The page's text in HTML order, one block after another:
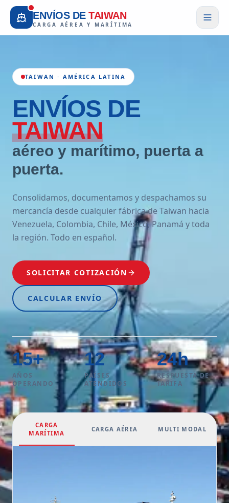
ENVÍOS DE TAIWAN
CARGA AÉREA Y MARÍTIMA
TAIWAN · AMÉRICA LATINA
ENVÍOS DE
TAIWAN
aéreo y marítimo, puerta a
puerta.
Consolidamos, documentamos y despachamos su
mercancía desde cualquier fábrica de Taiwan hacia
Venezuela, Colombia, Chile, México, Panamá y toda
la región. Todo en español.
SOLICITAR COTIZACIÓN
CALCULAR ENVÍO
15+
AÑOS
OPERANDO
12
PAÍSES
ATENDIDOS
24h
RESPUESTA DE
TARIFA
CARGA
MARÍTIMA
CARGA AÉREA MULTI MODAL